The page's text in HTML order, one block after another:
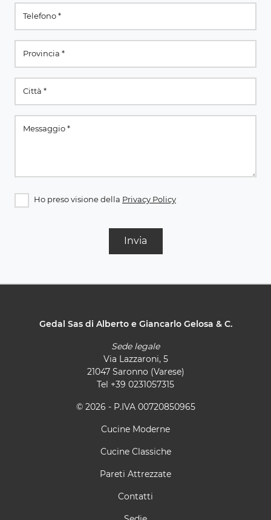
Ho preso visione della Privacy Policy
Invia
Gedal Sas di Alberto e Giancarlo Gelosa & C.
Sede legale
Via Lazzaroni, 5
21047 Saronno (Varese)
Tel +39 0231057315
© 2026 - P.IVA 00720850965
Cucine Moderne
Cucine Classiche
Pareti Attrezzate
Contatti